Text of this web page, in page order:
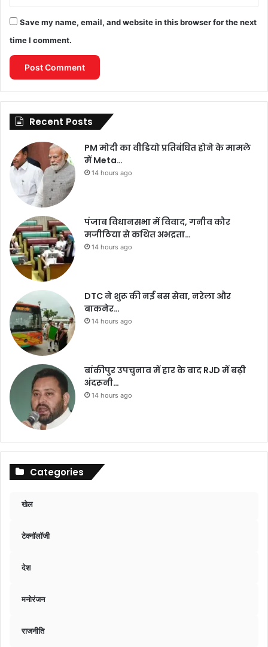
Save my name, email, and website in this browser for the next
time I comment.
Recent Posts
PM मोदी का वीडियो प्रतिबंधित होने के मामले
में Meta…
14 hours ago
पंजाब विधानसभा में विवाद, गनीव कौर
मजीठिया से कथित अभद्रता…
14 hours ago
DTC ने शुरू की नई बस सेवा, नरेला और
बाकनेर…
14 hours ago
बांकीपुर उपचुनाव में हार के बाद RJD में बढ़ी
अंदरूनी…
14 hours ago
Categories
खेल
टेक्नॉलॉजी
देश
मनोरंजन
राजनीति